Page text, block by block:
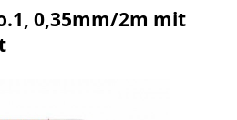
0,35mm/2m mit